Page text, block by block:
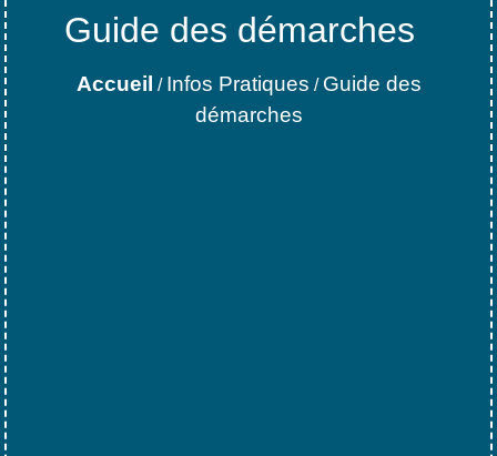
Guide des démarches
Accueil / Infos Pratiques / Guide des
démarches